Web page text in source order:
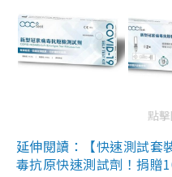
點
延伸閱讀：【快速測試套
毒抗原快速測試劑！捐贈